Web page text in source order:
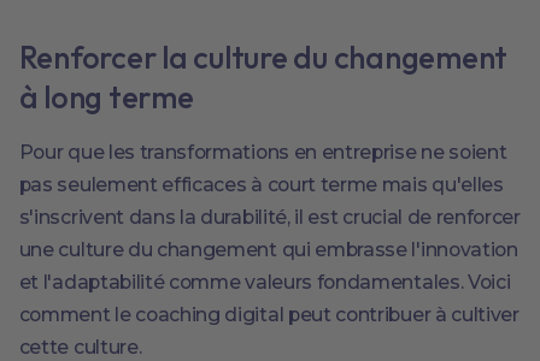
Renforcer la culture du changement
à long terme
Pour que les transformations en entreprise ne soient
pas seulement efficaces à court terme mais qu'elles
s'inscrivent dans la durabilité, il est crucial de renforcer
une culture du changement qui embrasse l'innovation
et l'adaptabilité comme valeurs fondamentales. Voici
comment le coaching digital peut contribuer à cultiver
cette culture.